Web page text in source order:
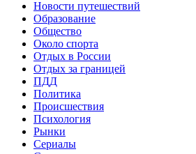
Новости путешествий
Образование
Общество
Около спорта
Отдых в России
Отдых за границей
ПДД
Политика
Происшествия
Психология
Рынки
Сериалы